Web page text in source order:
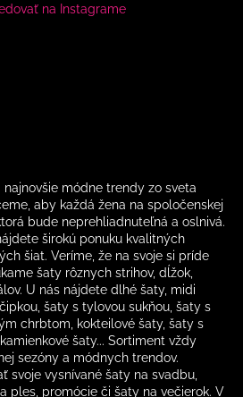
na Instagrame
najnovšie módne trendy zo sveta
aby každá žena na spoločenskej
bude neprehliadnuteľná a oslnivá.
širokú ponuku kvalitných
šiat. Veríme, že na svoje si príde
šaty rôznych strihov, dĺžok,
U nás nájdete dlhé šaty, midi
šaty s tylovou sukňou, šaty s
chrbtom, kokteilové šaty, šaty s
šaty... Sortiment vždy
sezóny a módnych trendov.
svoje vysnívané šaty na svadbu,
ples, promócie či šaty na večierok. V